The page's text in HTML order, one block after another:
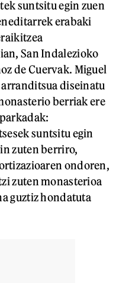
suntsitu egin zuen
erabaki
San Indalezioko
de Cuervak. Miguel
diseinatu
berriak ere
suntsitu egin
zuten berriro,
ondoren,
zuten monasterioa
guztiz hondatuta